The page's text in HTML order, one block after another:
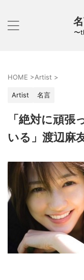
〜
HOME >Artist >
Artist 名言
「絶対に頑
いる」渡辺麻